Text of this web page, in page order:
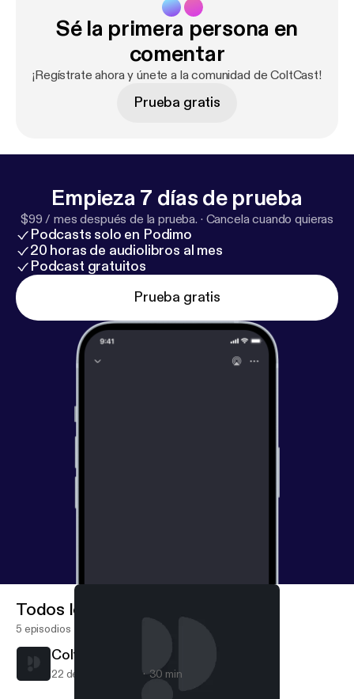
making it possible for seventh grade students at
Comstock Middle School to use drones and Play-
Doh to make a local park more sustainable - Starting
a new library from scratch - That's just what's
happening at Compass High School.
Sé la primera persona en
comentar
¡Regístrate ahora y únete a la comunidad de ColtCast!
Prueba gratis
Empieza 7 días de prueba
$99 / mes después de la prueba. · Cancela cuando quieras
Podcasts solo en Podimo
20 horas de audiolibros al mes
Podcast gratuitos
Prueba gratis
Todos los episodios
5 episodios
ColtCast005
22 de nov de 2019 30 min